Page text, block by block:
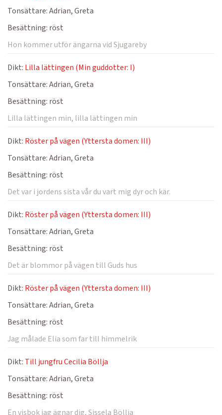
Tonsättare:Adrian, Greta
Besättning: röst
Hon kommer utför ängarna vid Sjugareby
Dikt: Lilla lättingen (Min guddotter: I)
Tonsättare:Adrian, Greta
Besättning: röst
Lilla lättingen min, lilla lättingen min
Dikt: Röster på vägen (Yttersta domen: III)
Tonsättare:Adrian, Greta
Besättning: röst
Det var i jordens sista vår du vart mig dyr och kär.
Dikt: Röster på vägen (Yttersta domen: III)
Tonsättare:Adrian, Greta
Besättning: röst
Det är blommor på vägen till Guds hus
Dikt: Röster på vägen (Yttersta domen: III)
Tonsättare:Adrian, Greta
Besättning: röst
Jag målade Elia som far till himmelrik
Dikt: Till jungfru Cecilia Böllja
Tonsättare:Adrian, Greta
Besättning: röst
En visbok jag ägnar dig, Sissela Böllja